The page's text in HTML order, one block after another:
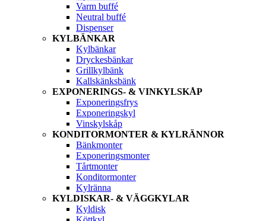
Varm buffé
Neutral buffé
Dispenser
KYLBÄNKAR
Kylbänkar
Dryckesbänkar
Grillkylbänk
Kallskänksbänk
EXPONERINGS- & VINKYLSKÅP
Exponeringsfrys
Exponeringskyl
Vinskylskåp
KONDITORMONTER & KYLRÄNNOR
Bänkmonter
Exponeringsmonter
Tårtmonter
Konditormonter
Kylränna
KYLDISKAR- & VÄGGKYLAR
Kyldisk